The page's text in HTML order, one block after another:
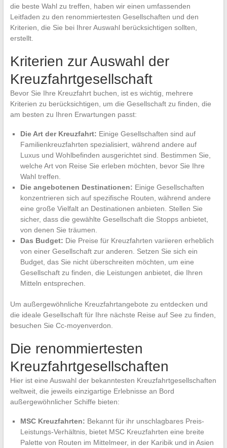
die beste Wahl zu treffen, haben wir einen umfassenden
Leitfaden zu den renommiertesten Gesellschaften und den
Kriterien, die Sie bei Ihrer Auswahl berücksichtigen sollten,
erstellt.
Kriterien zur Auswahl der
Kreuzfahrtgesellschaft
Bevor Sie Ihre Kreuzfahrt buchen, ist es wichtig, mehrere
Kriterien zu berücksichtigen, um die Gesellschaft zu finden, die
am besten zu Ihren Erwartungen passt:
Die Art der Kreuzfahrt: Einige Gesellschaften sind auf
Familienkreuzfahrten spezialisiert, während andere auf
Luxus und Wohlbefinden ausgerichtet sind. Bestimmen Sie,
welche Art von Reise Sie erleben möchten, bevor Sie Ihre
Wahl treffen.
Die angebotenen Destinationen: Einige Gesellschaften
konzentrieren sich auf spezifische Routen, während andere
eine große Vielfalt an Destinationen anbieten. Stellen Sie
sicher, dass die gewählte Gesellschaft die Stopps anbietet,
von denen Sie träumen.
Das Budget: Die Preise für Kreuzfahrten variieren erheblich
von einer Gesellschaft zur anderen. Setzen Sie sich ein
Budget, das Sie nicht überschreiten möchten, um eine
Gesellschaft zu finden, die Leistungen anbietet, die Ihren
Mitteln entsprechen.
Um außergewöhnliche Kreuzfahrtangebote zu entdecken und
die ideale Gesellschaft für Ihre nächste Reise auf See zu finden,
besuchen Sie Cc-moyenverdon.
Die renommiertesten
Kreuzfahrtgesellschaften
Hier ist eine Auswahl der bekanntesten Kreuzfahrtgesellschaften
weltweit, die jeweils einzigartige Erlebnisse an Bord
außergewöhnlicher Schiffe bieten:
MSC Kreuzfahrten: Bekannt für ihr unschlagbares Preis-
Leistungs-Verhältnis, bietet MSC Kreuzfahrten eine breite
Palette von Routen im Mittelmeer, in der Karibik und in Asien